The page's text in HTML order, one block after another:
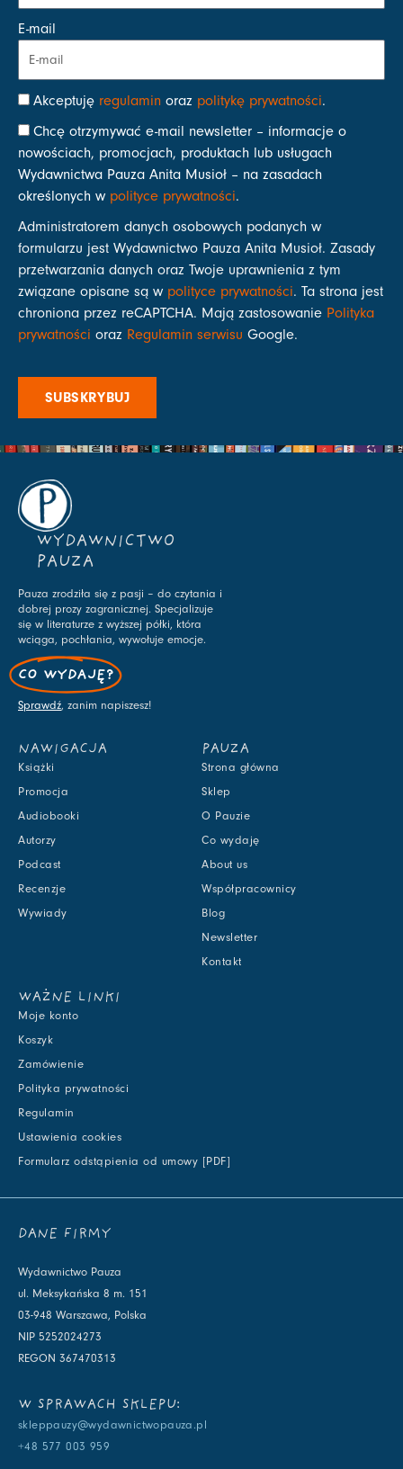
E-mail
Akceptuję regulamin oraz politykę prywatności.
Chcę otrzymywać e-mail newsletter – informacje o
nowościach, promocjach, produktach lub usługach
Wydawnictwa Pauza Anita Musioł – na zasadach
określonych w polityce prywatności.
Administratorem danych osobowych podanych w
formularzu jest Wydawnictwo Pauza Anita Musioł. Zasady
przetwarzania danych oraz Twoje uprawnienia z tym
związane opisane są w polityce prywatności. Ta strona jest
chroniona przez reCAPTCHA. Mają zastosowanie Polityka
prywatności oraz Regulamin serwisu Google.
SUBSKRYBUJ
WYDAWNICTWO
PAUZA
Pauza zrodziła się z pasji – do czytania i
dobrej prozy zagranicznej. Specjalizuje
się w literaturze z wyższej półki, która
wciąga, pochłania, wywołuje emocje.
CO WYDAJĘ?
Sprawdź, zanim napiszesz!
NAWIGACJA
Książki
Promocja
Audiobooki
Autorzy
Podcast
Recenzje
Wywiady
PAUZA
Strona główna
Sklep
O Pauzie
Co wydaję
About us
Współpracownicy
Blog
Newsletter
Kontakt
WAŻNE LINKI
Moje konto
Koszyk
Zamówienie
Polityka prywatności
Regulamin
Ustawienia cookies
Formularz odstąpienia od umowy [PDF]
DANE FIRMY
Wydawnictwo Pauza
ul. Meksykańska 8 m. 151
03-948 Warszawa, Polska
NIP 5252024273
REGON 367470313
W SPRAWACH SKLEPU:
skleppauzy@wydawnictwopauza.pl
+48 577 003 959